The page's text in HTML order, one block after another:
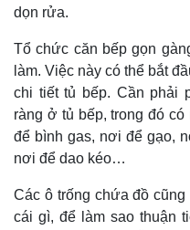
dọn rửa.
Tổ chức căn bếp gọn
làm. Việc này có thể bắt
chi tiết tủ bếp. Cần phải
ràng ở tủ bếp, trong đó
để bình gas, nơi để gạo,
nơi để dao kéo…
Các ô trống chứa đồ
cái gì, để làm sao thuận